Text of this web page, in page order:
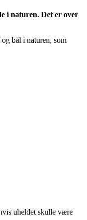
i naturen. Det er over
bål i naturen, som
uheldet skulle være